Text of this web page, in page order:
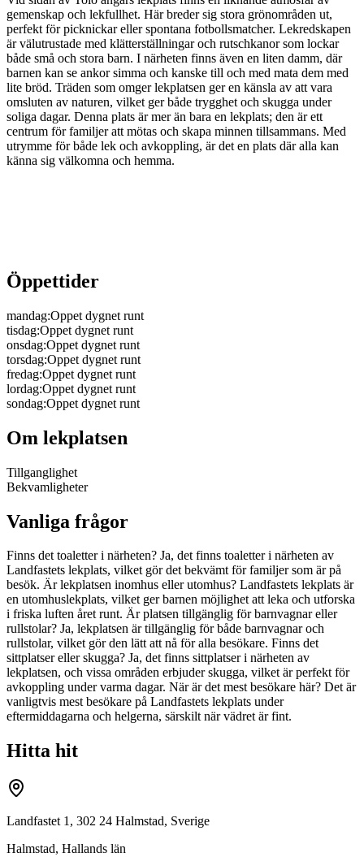
gemenskap och lekfullhet. Här breder sig stora grönområden ut,
perfekt för picknickar eller spontana fotbollsmatcher. Lekredskapen
är välutrustade med klätterställningar och rutschkanor som lockar
både små och stora barn. I närheten finns även en liten damm, där
barnen kan se ankor simma och kanske till och med mata dem med
lite bröd. Träden som omger lekplatsen ger en känsla av att vara
omsluten av naturen, vilket ger både trygghet och skugga under
soliga dagar. Denna plats är mer än bara en lekplats; den är ett
centrum för familjer att mötas och skapa minnen tillsammans. Med
utrymme för både lek och avkoppling, är det en plats där alla kan
känna sig välkomna och hemma.
Öppettider
mandag:Oppet dygnet runt
tisdag:Oppet dygnet runt
onsdag:Oppet dygnet runt
torsdag:Oppet dygnet runt
fredag:Oppet dygnet runt
lordag:Oppet dygnet runt
sondag:Oppet dygnet runt
Om lekplatsen
Tillganglighet
Bekvamligheter
Vanliga frågor
Finns det toaletter i närheten? Ja, det finns toaletter i närheten av
Landfastets lekplats, vilket gör det bekvämt för familjer som är på
besök. Är lekplatsen inomhus eller utomhus? Landfastets lekplats är
en utomhuslekplats, vilket ger barnen möjlighet att leka och utforska
i friska luften året runt. Är platsen tillgänglig för barnvagnar eller
rullstolar? Ja, lekplatsen är tillgänglig för både barnvagnar och
rullstolar, vilket gör den lätt att nå för alla besökare. Finns det
sittplatser eller skugga? Ja, det finns sittplatser i närheten av
lekplatsen, och vissa områden erbjuder skugga, vilket är perfekt för
avkoppling under varma dagar. När är det mest besökare här? Det är
vanligtvis mest besökare på Landfastets lekplats under
eftermiddagarna och helgerna, särskilt när vädret är fint.
Hitta hit
Landfastet 1, 302 24 Halmstad, Sverige
Halmstad, Hallands län